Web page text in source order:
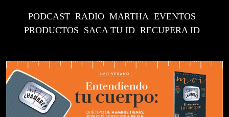
PODCAST RADIO MARTHA EVENTOS
PRODUCTOS SACA TU ID RECUPERA ID